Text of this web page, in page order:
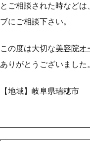
とご相談された時など
ブにご相談下さい。
この度は大切な美容院オ
ありがとうございました
【地域】岐阜県瑞穂市